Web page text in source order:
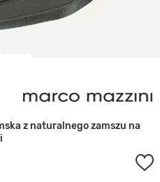
z naturalnego zamszu na